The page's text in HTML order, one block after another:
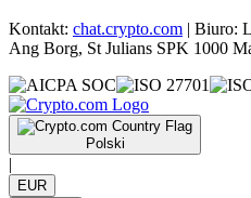
Kontakt: chat.crypto.com | Biuro:
Ang Borg, St Julians SPK 1000
Polski
|
EUR